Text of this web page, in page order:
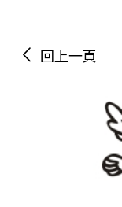
回上一頁